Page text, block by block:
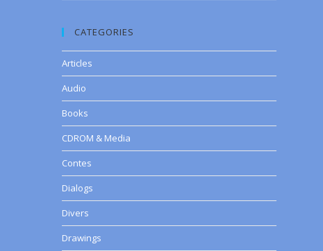
CATEGORIES
Articles
Audio
Books
CDROM & Media
Contes
Dialogs
Divers
Drawings